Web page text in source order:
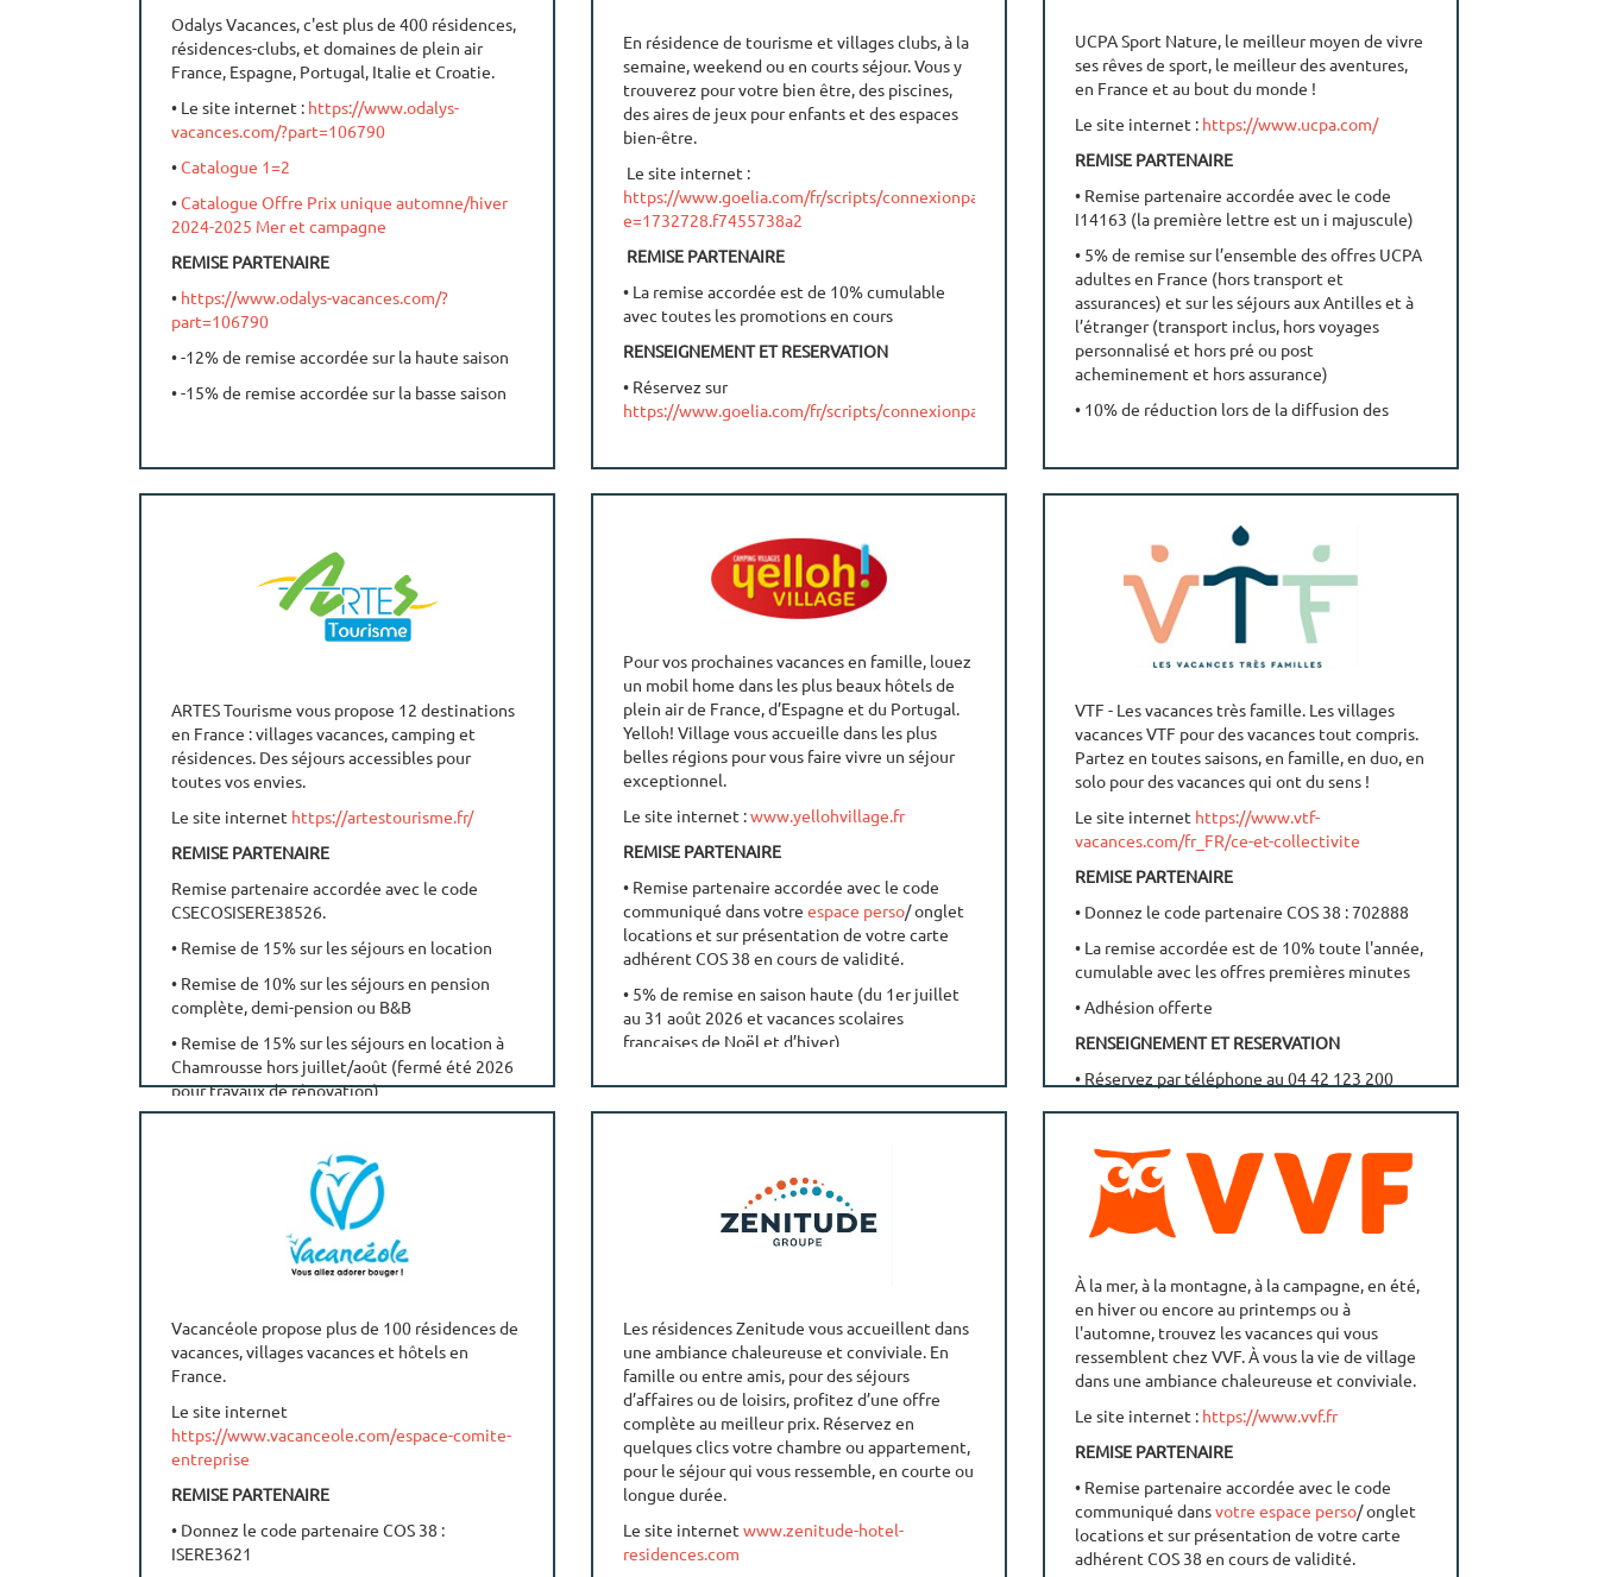
• Réservez par mail à
reservation@ceveo.com
Odalys Vacances, c'est plus de 400 résidences,
résidences-clubs, et domaines de plein air
France, Espagne, Portugal, Italie et Croatie.
• Le site internet : https://www.odalys-
vacances.com/?part=106790
•Catalogue 1=2
•Catalogue Offre Prix unique automne/hiver
2024-2025 Mer et campagne
REMISE PARTENAIRE
• https://www.odalys-vacances.com/?
part=106790
• -12% de remise accordée sur la haute saison
• -15% de remise accordée sur la basse saison
• Offre Prix unique Mer et campagne avec le
• Réservez par téléphone au 04 78 29 07 17
• Réservez surhttps://www.odalys-
vacances.com/?part=106790
En résidence de tourisme et villages clubs, à la
semaine, weekend ou en courts séjour. Vous y
trouverez pour votre bien être, des piscines,
des aires de jeux pour enfants et des espaces
bien-être.
Le site internet :
https://www.goelia.com/fr/scripts/connexionpart.php?
e=1732728.f7455738a2
REMISE PARTENAIRE
• La remise accordée est de 10% cumulable
avec toutes les promotions en cours
RENSEIGNEMENT ET RESERVATION
• Réservez sur
https://www.goelia.com/fr/scripts/connexionpart.php?
• Réservez par téléphone au 0 820 434 438
UCPA Sport Nature, le meilleur moyen de vivre
ses rêves de sport, le meilleur des aventures,
en France et au bout du monde !
Le site internet : https://www.ucpa.com/
REMISE PARTENAIRE
• Remise partenaire accordée avec le code
I14163 (la première lettre est un i majuscule)
• 5% de remise sur l’ensemble des offres UCPA
adultes en France (hors transport et
assurances) et sur les séjours aux Antilles et à
l’étranger (transport inclus, hors voyages
personnalisé et hors pré ou post
acheminement et hors assurance)
• 10% de réduction lors de la diffusion des
RENSEIGNEMENT ET RESERVATION
• Réservez sur
https://www.ucpa.com/
ARTES Tourisme vous propose 12 destinations
en France : villages vacances, camping et
résidences. Des séjours accessibles pour
toutes vos envies.
Le site internet https://artestourisme.fr/
REMISE PARTENAIRE
Remise partenaire accordée avec le code
CSECOSISERE38526.
• Remise de 15% sur les séjours en location
• Remise de 10% sur les séjours en pension
complète, demi-pension ou B&B
• Remise de 15% sur les séjours en location à
Chamrousse hors juillet/août (fermé été 2026
pour travaux de rénovation)
• Réservation par téléphone au 03 28 04 54 54
reservations@artestourisme.fr
Pour vos prochaines vacances en famille, louez
un mobil home dans les plus beaux hôtels de
plein air de France, d’Espagne et du Portugal.
Yelloh! Village vous accueille dans les plus
belles régions pour vous faire vivre un séjour
exceptionnel.
Le site internet :www.yellohvillage.fr
REMISE PARTENAIRE
• Remise partenaire accordée avec le code
communiqué dans votre espace perso/ onglet
locations et sur présentation de votre carte
adhérent COS 38 en cours de validité.
• 5% de remise en saison haute (du 1er juillet
au 31 août 2026 et vacances scolaires
françaises de Noël et d’hiver)
RENSEIGNEMENT ET RESERVATION
• Réservez par téléphone au 04 66 739 739
VTF - Les vacances très famille. Les villages
vacances VTF pour des vacances tout compris.
Partez en toutes saisons, en famille, en duo, en
solo pour des vacances qui ont du sens !
Le site internet https://www.vtf-
vacances.com/fr_FR/ce-et-collectivite
REMISE PARTENAIRE
• Donnez le code partenaire COS 38 : 702888
• La remise accordée est de 10% toute l'année,
cumulable avec les offres premières minutes
• Adhésion offerte
RENSEIGNEMENT ET RESERVATION
• Réservez par téléphone au 04 42 123 200
• Réservez surhttps://www.vtf-
Vacancéole propose plus de 100 résidences de
vacances, villages vacances et hôtels en
France.
Le site internet
https://www.vacanceole.com/espace-comite-
entreprise
REMISE PARTENAIRE
• Donnez le code partenaire COS 38 :
ISERE3621
Les résidences Zenitude vous accueillent dans
une ambiance chaleureuse et conviviale. En
famille ou entre amis, pour des séjours
d’affaires ou de loisirs, profitez d’une offre
complète au meilleur prix. Réservez en
quelques clics votre chambre ou appartement,
pour le séjour qui vous ressemble, en courte ou
longue durée.
Le site internet www.zenitude-hotel-
residences.com
À la mer, à la montagne, à la campagne, en été,
en hiver ou encore au printemps ou à
l'automne, trouvez les vacances qui vous
ressemblent chez VVF. À vous la vie de village
dans une ambiance chaleureuse et conviviale.
Le site internet : https://www.vvf.fr
REMISE PARTENAIRE
• Remise partenaire accordée avec le code
communiqué dansvotre espace perso/ onglet
locations et sur présentation de votre carte
adhérent COS 38 en cours de validité.